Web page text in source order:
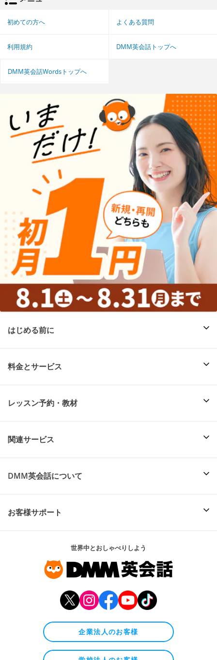
初めての方へ よくある質問
利用規約 DMM英会話トップへ
DMM英会話Wordsトップへ
はじめる前に
料金とサービス
レッスン予約・教材
関連サービス
DMM英会話について
お客様サポート
世界中とおしゃべりしよう
企業法人のお客様